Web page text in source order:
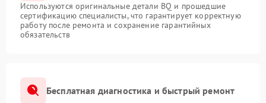
Используются оригинальные детали BQ и прошедшие
сертификацию специалисты, что гарантирует корректную
работу после ремонта и сохранение гарантийных
обязательств
Бесплатная диагностика и быстрый ремонт